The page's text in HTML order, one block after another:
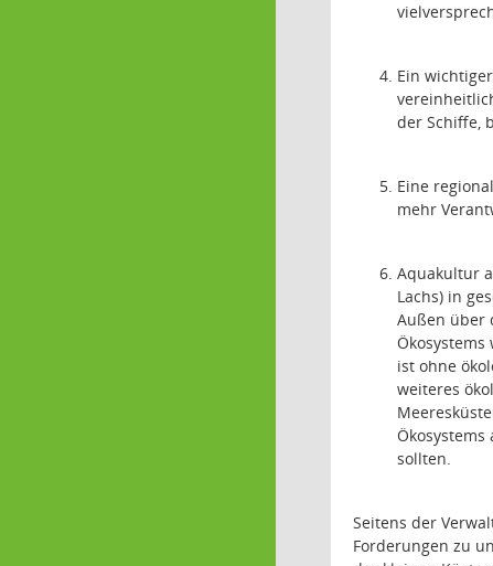
Ein
der Schiffe,
Eine
mehr
Aquakultur
Lachs) in
Außen über
ist ohne
weiteres
sollten.
Seitens der
Forderungen zu